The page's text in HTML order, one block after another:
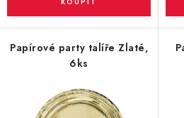
ROZLUČKA SE SVOBODOU
Papírové party talíře Zlaté,
6ks